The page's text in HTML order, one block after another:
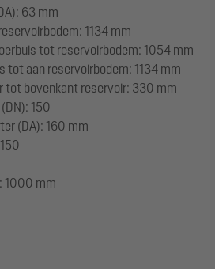
63 mm
1134 mm
tot reservoirbodem: 1054 mm
tot aan reservoirbodem: 1134 mm
tot bovenkant reservoir: 330 mm
150
(DA): 160 mm
1000 mm